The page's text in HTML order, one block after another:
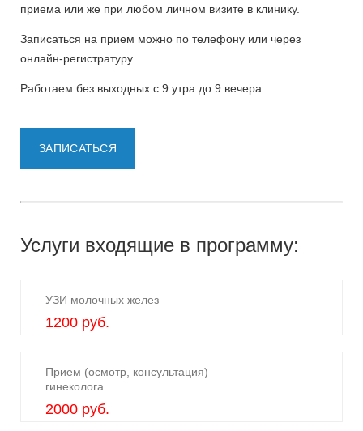
приема или же при любом личном визите в клинику.
Записаться на прием можно по телефону или через
онлайн-регистратуру.
Работаем без выходных с 9 утра до 9 вечера.
ЗАПИСАТЬСЯ
Услуги входящие в программу:
УЗИ молочных желез
1200 руб.
Прием (осмотр, консультация)
гинеколога
2000 руб.